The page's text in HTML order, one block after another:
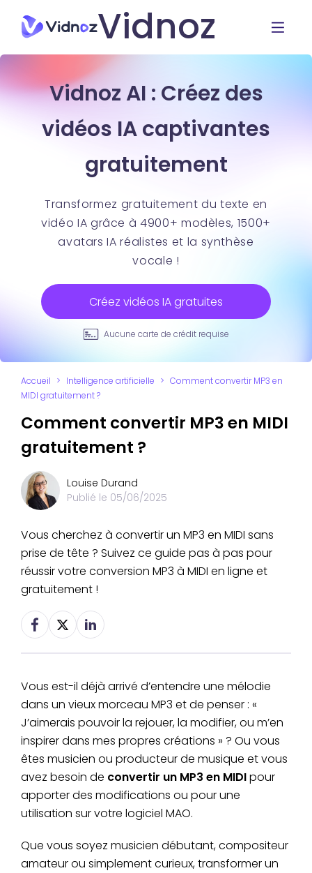
Vidnoz
Vidnoz AI : Créez des
vidéos IA captivantes
gratuitement
Transformez gratuitement du texte en
vidéo IA grâce à 4900+ modèles, 1500+
avatars IA réalistes et la synthèse
vocale !
Créez vidéos IA gratuites
Aucune carte de crédit requise
Accueil > Intelligence artificielle > Comment convertir MP3 en
MIDI gratuitement ?
Comment convertir MP3 en MIDI
gratuitement ?
Louise Durand
Publié le 05/06/2025
Vous cherchez à convertir un MP3 en MIDI sans
prise de tête ? Suivez ce guide pas à pas pour
réussir votre conversion MP3 à MIDI en ligne et
gratuitement !
Vous est-il déjà arrivé d’entendre une mélodie
dans un vieux morceau MP3 et de penser : «
J’aimerais pouvoir la rejouer, la modifier, ou m’en
inspirer dans mes propres créations » ? Ou vous
êtes musicien ou producteur de musique et vous
avez besoin de convertir un MP3 en MIDIpour
apporter des modifications ou pour une
utilisation sur votre logiciel MAO.
Que vous soyez musicien débutant, compositeur
amateur ou simplement curieux, transformer un